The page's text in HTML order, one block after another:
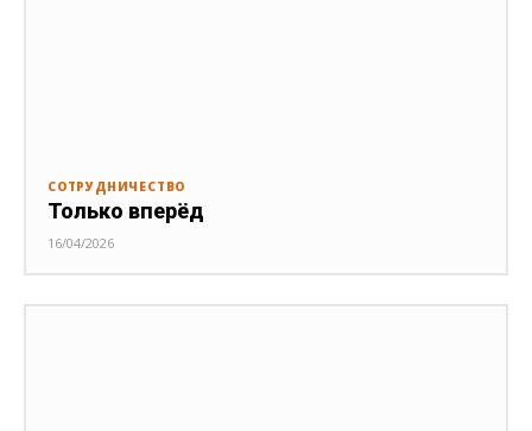
СОТРУДНИЧЕСТВО
Только вперёд
16/04/2026